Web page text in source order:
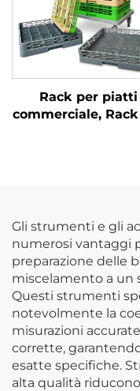
Rack per piatti
commerciale, Rack
Gli strumenti e gli
numerosi vantaggi
preparazione delle
miscelamento a un
Questi strumenti
notevolmente la
misurazioni
corrette,
esatte specifiche.
alta qualità